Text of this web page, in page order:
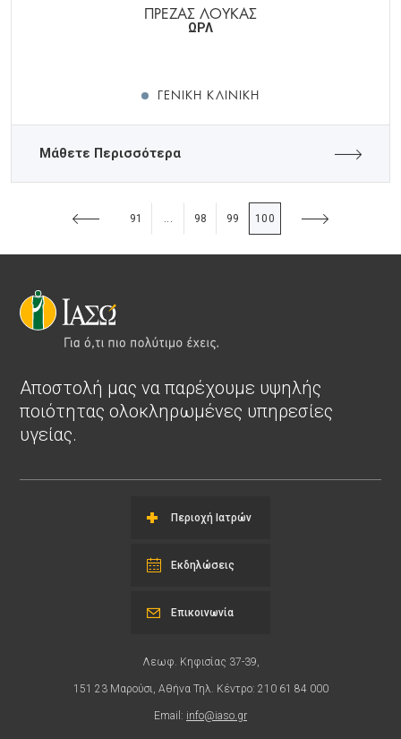
ΠΡΕΖΑΣ ΛΟΥΚΑΣ
ΩΡΛ
ΓΕΝΙΚΉ ΚΛΙΝΙΚΉ
Μάθετε Περισσότερα
91 ... 98 99 100
Αποστολή μας να παρέχουμε υψηλής
ποιότητας ολοκληρωμένες υπηρεσίες
υγείας.
Περιοχή Ιατρών
Εκδηλώσεις
Λεωφ. Κηφισίας 37-39,
151 23 Μαρούσι, Αθήνα Τηλ. Κέντρο: 210 61 84 000
Email: info@iaso.gr
Επικοινωνία